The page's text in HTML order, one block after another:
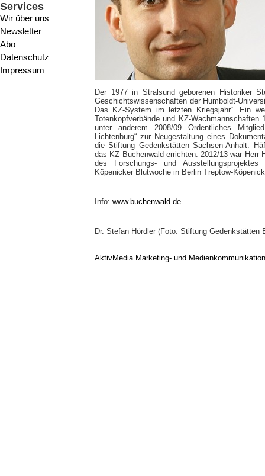
Services
Wir über uns
Newsletter
Abo
Datenschutz
Impressum
Der 1977 in Stralsund geborenen Historiker
Geschichtswissenschaften der Humboldt-
Das KZ-System im letzten Kriegsjahr“. Ein
Totenkopfverbände und KZ-
unter anderem 2008/09 Ordentliches
Lichtenburg“ zur Neugestaltung eines
die Stiftung Gedenkstätten Sachsen-Anhalt.
das KZ Buchenwald errichten. 2012/13 war Herr
des Forschungs- und
Köpenicker Blutwoche in Berlin Treptow-
Info: www.buchenwald.de
Dr. Stefan Hördler (Foto: Stiftung Gedenkstätten
AktivMedia Marketing- und